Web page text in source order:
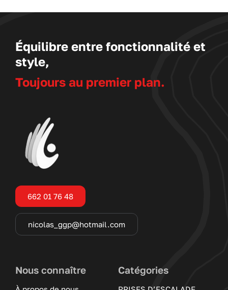
Équilibre entre fonctionnalité et
style,
Toujours au premier plan.
662 01 76 48
nicolas_ggp@hotmail.com
Nous connaître Catégories